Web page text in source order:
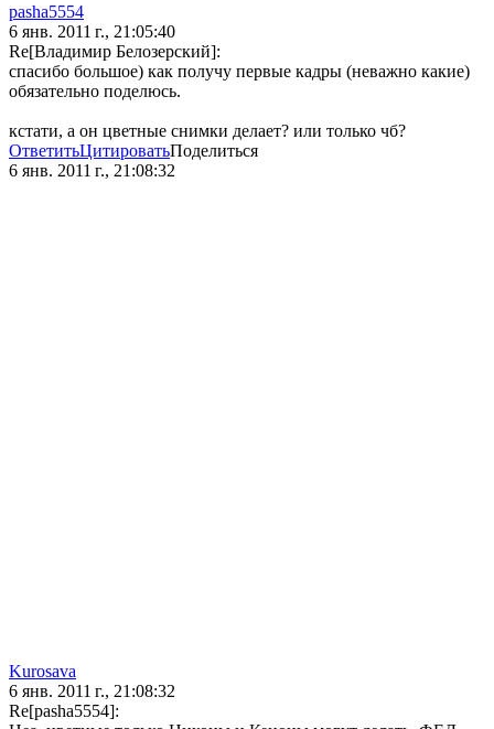
pasha5554
6 янв. 2011 г., 21:05:40
Re[Владимир Белозерский]:
спасибо большое) как получу первые кадры (неважно какие)
обязательно поделюсь.
кстати, а он цветные снимки делает? или только чб?
ОтветитьЦитироватьПоделиться
6 янв. 2011 г., 21:08:32
Kurosava
6 янв. 2011 г., 21:08:32
Re[pasha5554]: